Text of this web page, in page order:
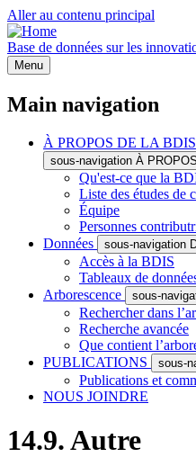
Aller au contenu principal
Base de données sur les
Menu
Main navigation
À PROPOS DE LA BDIS
sous-navigation À
Qu'est-ce que la
Liste des études de
Équipe
Personnes
Données
sous-navigation
Accès à la BDIS
Tableaux de
Arborescence
sous-
Rechercher dans
Recherche avancée
Que contient
PUBLICATIONS
sous-
Publications et
NOUS JOINDRE
14.9. Autre